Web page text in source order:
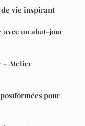
vie inspirant
avec un abat-jour
- Atelier
pour